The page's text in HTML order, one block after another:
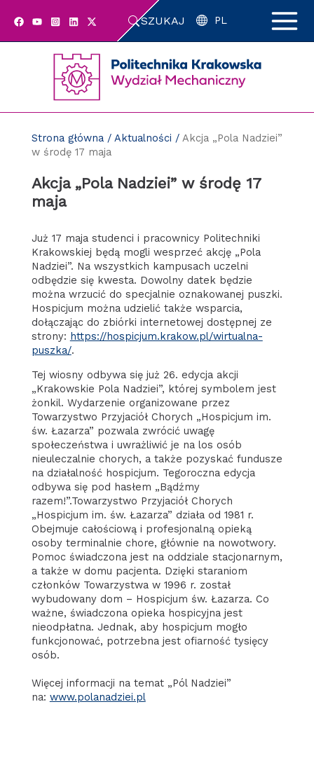
SZUKAJ PL
Strona główna/ Aktualności / Akcja „Pola Nadziei”
w środę 17 maja
Akcja „Pola Nadziei” w środę 17
maja
Już 17 maja studenci i pracownicy Politechniki
Krakowskiej będą mogli wesprzeć akcję „Pola
Nadziei”. Na wszystkich kampusach uczelni
odbędzie się kwesta. Dowolny datek będzie
można wrzucić do specjalnie oznakowanej puszki.
Hospicjum można udzielić także wsparcia,
dołączając do zbiórki internetowej dostępnej ze
strony: https://hospicjum.krakow.pl/wirtualna-
puszka/.
Tej wiosny odbywa się już 26. edycja akcji
„Krakowskie Pola Nadziei”, której symbolem jest
żonkil. Wydarzenie organizowane przez
Towarzystwo Przyjaciół Chorych „Hospicjum im.
św. Łazarza” pozwala zwrócić uwagę
społeczeństwa i uwrażliwić je na los osób
nieuleczalnie chorych, a także pozyskać fundusze
na działalność hospicjum. Tegoroczna edycja
odbywa się pod hasłem „Bądźmy
razem!”.Towarzystwo Przyjaciół Chorych
„Hospicjum im. św. Łazarza” działa od 1981 r.
Obejmuje całościową i profesjonalną opieką
osoby terminalnie chore, głównie na nowotwory.
Pomoc świadczona jest na oddziale stacjonarnym,
a także w domu pacjenta. Dzięki staraniom
członków Towarzystwa w 1996 r. został
wybudowany dom – Hospicjum św. Łazarza. Co
ważne, świadczona opieka hospicyjna jest
nieodpłatna. Jednak, aby hospicjum mogło
funkcjonować, potrzebna jest ofiarność tysięcy
osób.
Więcej informacji na temat „Pól Nadziei”
na: www.polanadziei.pl